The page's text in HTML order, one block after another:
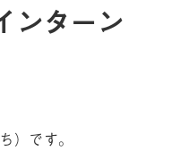
ンターン
です。